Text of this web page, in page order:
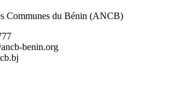
Communes du Bénin (ANCB)
benin.org